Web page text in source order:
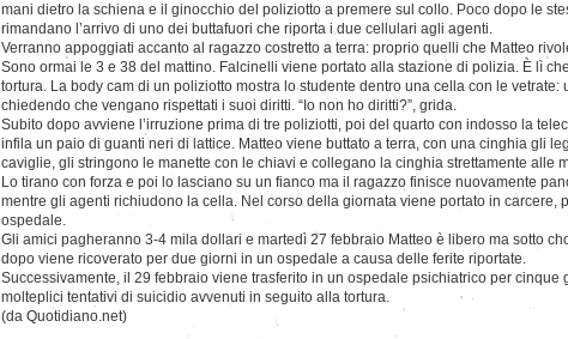
mani dietro la schiena e il ginocchio del poliziotto a premere sul collo. Poco dopo le
rimandano l’arrivo di uno dei buttafuori che riporta i due cellulari agli agenti.
Verranno appoggiati accanto al ragazzo costretto a terra: proprio quelli che Matteo
Sono ormai le 3 e 38 del mattino. Falcinelli viene portato alla stazione di polizia. È lì
tortura. La body cam di un poliziotto mostra lo studente dentro una cella con le vetrate:
chiedendo che vengano rispettati i suoi diritti. “Io non ho diritti?”, grida.
Subito dopo avviene l’irruzione prima di tre poliziotti, poi del quarto con indosso la
infila un paio di guanti neri di lattice. Matteo viene buttato a terra, con una cinghia gli
caviglie, gli stringono le manette con le chiavi e collegano la cinghia strettamente alle
Lo tirano con forza e poi lo lasciano su un fianco ma il ragazzo finisce nuovamente
mentre gli agenti richiudono la cella. Nel corso della giornata viene portato in carcere,
ospedale.
Gli amici pagheranno 3-4 mila dollari e martedì 27 febbraio Matteo è libero ma sotto
dopo viene ricoverato per due giorni in un ospedale a causa delle ferite riportate.
Successivamente, il 29 febbraio viene trasferito in un ospedale psichiatrico per cinque
molteplici tentativi di suicidio avvenuti in seguito alla tortura.
(da Quotidiano.net)